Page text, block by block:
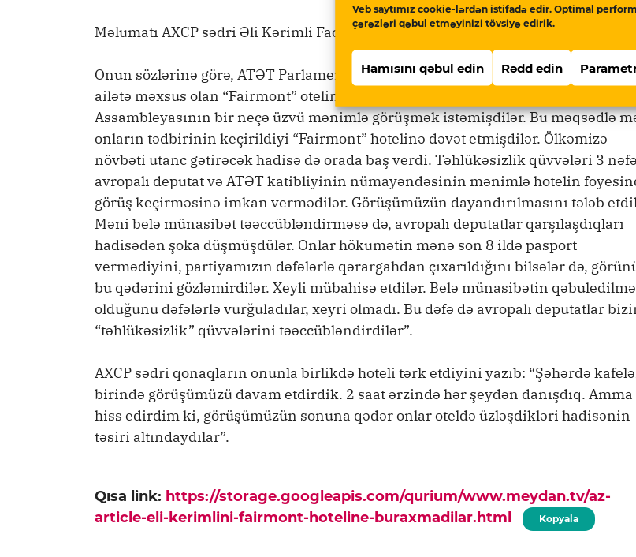
Veb saytımız cookie-lərdən istifadə edir. Optimal
çərəzləri qəbul etməyinizi tövsiyə edirik.
Hamısını qəbul edin Rədd edin
Məlumatı AXCP sədri Əli Kərimli Facebook səhifəsində yazıb.
Onun sözlərinə görə, ATƏT Parlament Assambleyasının iclasları Bakıda – hakim
ailətə məxsus olan “Fairmont” otelində (“Alov qüllələri”ndə) keçirilir. Parlament
Assambleyasının bir neçə üzvü mənimlə görüşmək istəmişdilər. Bu məqsədlə
onların tədbirinin keçirildiyi “Fairmont” hotelinə dəvət etmişdilər. Ölkəmizə
növbəti utanc gətirəcək hadisə də orada baş verdi. Təhlükəsizlik qüvvələri 3
avropalı deputat və ATƏT katibliyinin nümayəndəsinin mənimlə hotelin
görüş keçirməsinə imkan vermədilər. Görüşümüzün dayandırılmasını tələb
Məni belə münasibət təəccübləndirməsə də, avropalı deputatlar qarşılaşdıqları
hadisədən şoka düşmüşdülər. Onlar hökumətin mənə son 8 ildə pasport
vermədiyini, partiyamızın dəfələrlə qərargahdan çıxarıldığını bilsələr də,
bu qədərini gözləmirdilər. Xeyli mübahisə etdilər. Belə münasibətin
olduğunu dəfələrlə vurğuladılar, xeyri olmadı. Bu dəfə də avropalı deputatlar
“təhlükəsizlik” qüvvələrini təəccübləndirdilər”.
AXCP sədri qonaqların onunla birlikdə hoteli tərk etdiyini yazıb: “Şəhərdə
birində görüşümüzü davam etdirdik. 2 saat ərzində hər şeydən danışdıq. Amma
hiss edirdim ki, görüşümüzün sonuna qədər onlar oteldə üzləşdikləri hadisənin
təsiri altındaydılar”.
Qısa link: https://storage.googleapis.com/qurium/www.meydan.tv/az-
article-eli-kerimlini-fairmont-hoteline-buraxmadilar.html
Kopyala